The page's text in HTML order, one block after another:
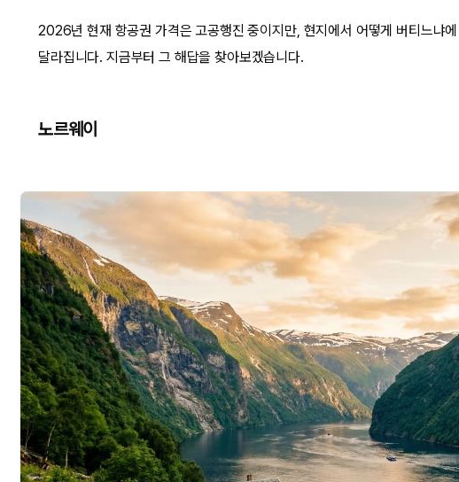
2026년 현재 항공권 가격은 고공행진 중이지만, 현지에서 어떻게 버티느냐
달라집니다. 지금부터 그 해답을 찾아보겠습니다.
노르웨이